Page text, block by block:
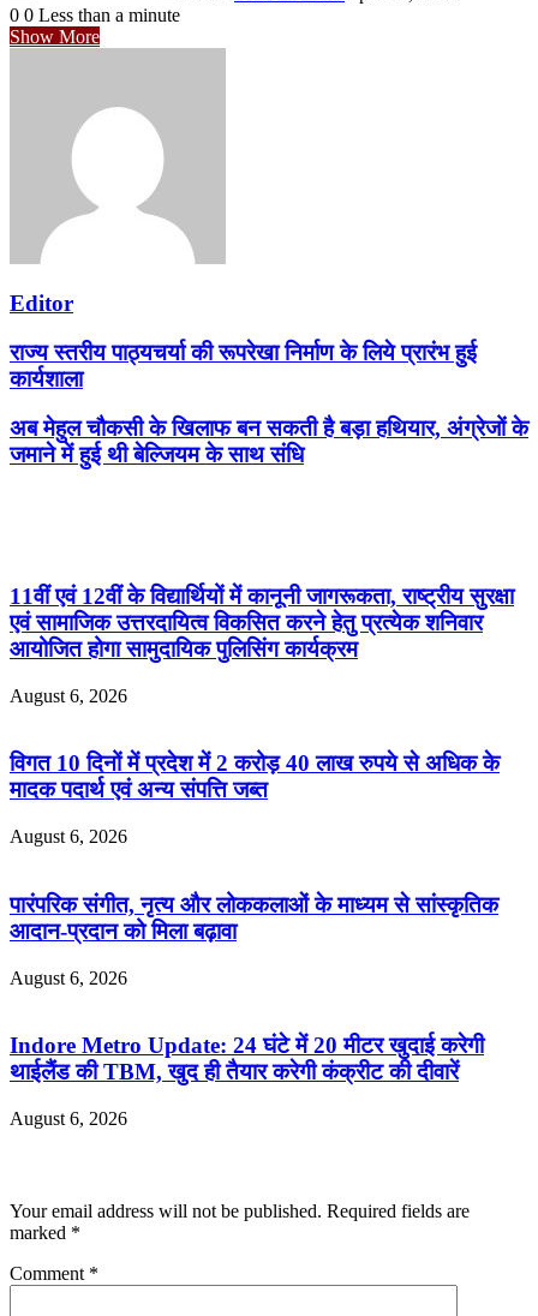
0 0 Less than a minute
Show More
Editor
राज्य स्तरीय पाठ्यचर्या की रूपरेखा निर्माण के लिये प्रारंभ हुई
कार्यशाला
अब मेहुल चौकसी के खिलाफ बन सकती है बड़ा हथियार, अंग्रेजों के
जमाने में हुई थी बेल्जियम के साथ संधि
11वीं एवं 12वीं के विद्यार्थियों में कानूनी जागरूकता, राष्ट्रीय सुरक्षा
एवं सामाजिक उत्तरदायित्व विकसित करने हेतु प्रत्येक शनिवार
आयोजित होगा सामुदायिक पुलिसिंग कार्यक्रम
August 6, 2026
विगत 10 दिनों में प्रदेश में 2 करोड़ 40 लाख रुपये से अधिक के
मादक पदार्थ एवं अन्य संपत्ति जब्त
August 6, 2026
पारंपरिक संगीत, नृत्य और लोककलाओं के माध्यम से सांस्कृतिक
आदान-प्रदान को मिला बढ़ावा
August 6, 2026
Indore Metro Update: 24 घंटे में 20 मीटर खुदाई करेगी
थाईलैंड की TBM, खुद ही तैयार करेगी कंक्रीट की दीवारें
August 6, 2026
Your email address will not be published. Required fields are
marked *
Comment *